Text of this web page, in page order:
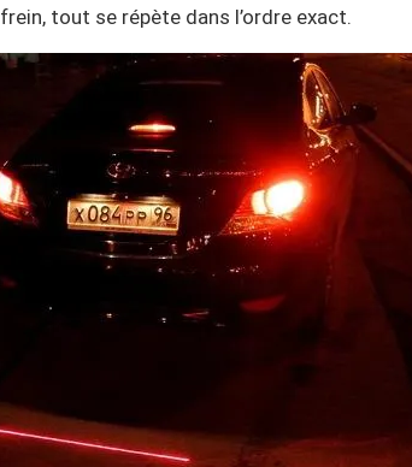
tout se répète dans l’ordre exact.